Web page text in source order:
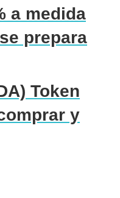
a medida
prepara
Token
y